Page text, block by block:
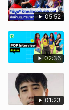
05:52
02:36
01:23